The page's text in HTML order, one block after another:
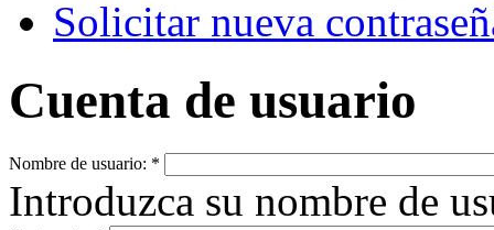
Solicitar nueva
Cuenta de usuario
Nombre de usuario: *
Introduzca su nombre de